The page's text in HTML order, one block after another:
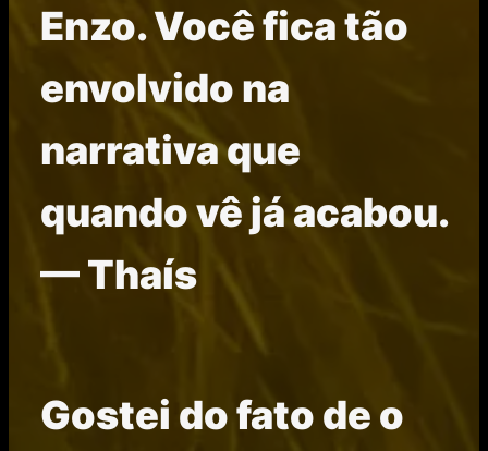
Enzo. Você fica tão
envolvido na
narrativa que
quando vê já acabou.
— Thaís
Gostei do fato de o